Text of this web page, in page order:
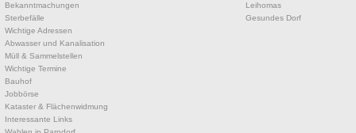
Bekanntmachungen
Sterbefälle
Wichtige Adressen
Abwasser und Kanalisation
Müll & Sammelstellen
Wichtige Termine
Bauhof
Jobbörse
Kataster & Flächenwidmung
Interessante Links
Leihomas
Gesundes Dorf